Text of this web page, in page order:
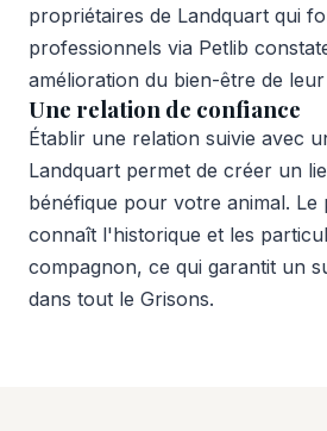
propriétaires de Landquart qui
professionnels via Petlib
amélioration du bien-être de
Une relation de confiance
Établir une relation suivie avec
Landquart permet de créer un
bénéfique pour votre animal. Le
connaît l'historique et les
compagnon, ce qui garantit un
dans tout le Grisons.